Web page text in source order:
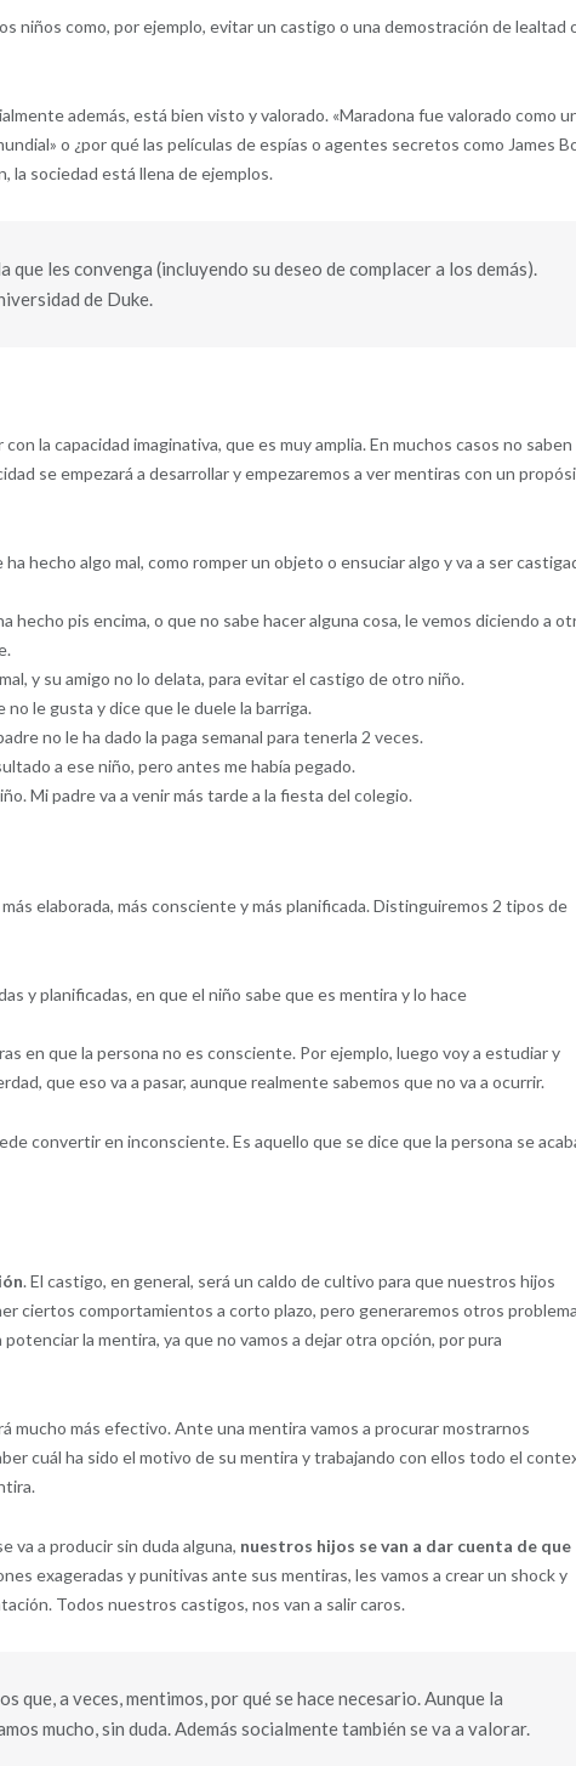
niños como, por ejemplo, evitar un castigo o una demostración de lealtad
además, está bien visto y valorado. «Maradona fue valorado como
o ¿por qué las películas de espías o agentes secretos como James
la sociedad está llena de ejemplos.
les convenga (incluyendo su deseo de complacer a los demás).
de Duke.
la capacidad imaginativa, que es muy amplia. En muchos casos no saben
se empezará a desarrollar y empezaremos a ver mentiras con un
hecho algo mal, como romper un objeto o ensuciar algo y va a ser
hecho pis encima, o que no sabe hacer alguna cosa, le vemos diciendo a
y su amigo no lo delata, para evitar el castigo de otro niño.
no le gusta y dice que le duele la barriga.
no le ha dado la paga semanal para tenerla 2 veces.
a ese niño, pero antes me había pegado.
Mi padre va a venir más tarde a la fiesta del colegio.
elaborada, más consciente y más planificada. Distinguiremos 2 tipos de
y planificadas, en que el niño sabe que es mentira y lo hace
en que la persona no es consciente. Por ejemplo, luego voy a estudiar y
que eso va a pasar, aunque realmente sabemos que no va a ocurrir.
convertir en inconsciente. Es aquello que se dice que la persona se
. El castigo, en general, será un caldo de cultivo para que nuestros hijos
ciertos comportamientos a corto plazo, pero generaremos otros
la mentira, ya que no vamos a dejar otra opción, por pura
mucho más efectivo. Ante una mentira vamos a procurar mostrarnos
cuál ha sido el motivo de su mentira y trabajando con ellos todo el
va a producir sin duda alguna, nuestros hijos se van a dar cuenta de que
exageradas y punitivas ante sus mentiras, les vamos a crear un shock y
Todos nuestros castigos, nos van a salir caros.
que, a veces, mentimos, por qué se hace necesario. Aunque la
mucho, sin duda. Además socialmente también se va a valorar.